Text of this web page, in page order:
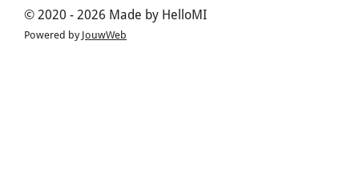
© 2020 - 2026 Made by HelloMI
Powered by JouwWeb